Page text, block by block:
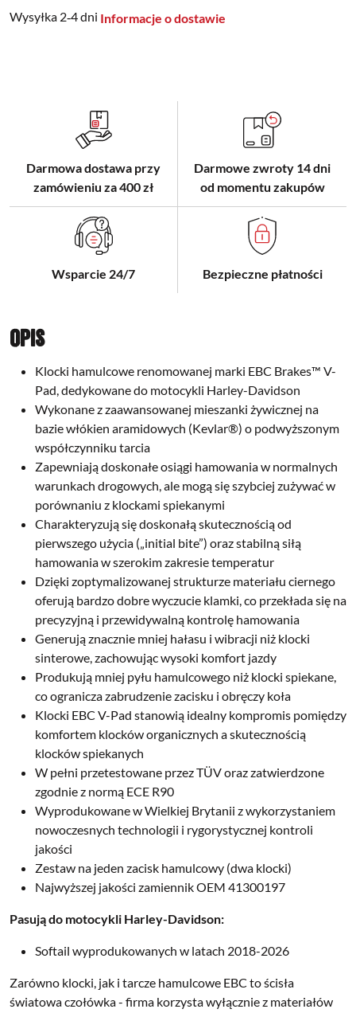
Wysyłka 2‑4 dni Informacje o dostawie
Darmowa dostawa przy
zamówieniu za 400 zł
Darmowe zwroty 14 dni
od momentu zakupów
Wsparcie 24/7 Bezpieczne płatności
Opis
Klocki hamulcowe renomowanej marki EBC Brakes™ V-
Pad, dedykowane do motocykli Harley-Davidson
Wykonane z zaawansowanej mieszanki żywicznej na
bazie włókien aramidowych (Kevlar®) o podwyższonym
współczynniku tarcia
Zapewniają doskonałe osiągi hamowania w normalnych
warunkach drogowych, ale mogą się szybciej zużywać w
porównaniu z klockami spiekanymi
Charakteryzują siędoskonałą skutecznością od
pierwszego użycia („initial bite”) oraz stabilną siłą
hamowania w szerokim zakresie temperatur
Dzięki zoptymalizowanej strukturze materiału ciernego
oferują bardzo dobre wyczucie klamki, co przekłada się na
precyzyjną i przewidywalną kontrolę hamowania
Generująznacznie mniej hałasu i wibracji niż klocki
sinterowe, zachowując wysoki komfort jazdy
Produkują mniej pyłu hamulcowego niż klocki spiekane,
co ogranicza zabrudzenie zacisku i obręczy koła
Klocki EBC V-Pad stanowią idealny kompromis pomiędzy
komfortem klocków organicznych a skutecznością
klocków spiekanych
W pełni przetestowane przezTÜVoraz zatwierdzone
zgodnie z normą ECE R90
Wyprodukowane wWielkiej Brytanii z wykorzystaniem
nowoczesnych technologii i rygorystycznej kontroli
jakości
Zestaw na jeden zacisk hamulcowy (dwa klocki)
Najwyższej jakości zamiennik OEM 41300197
Pasują do motocykli Harley-Davidson:
Softail wyprodukowanych w latach 2018-2026
Zarówno klocki, jak i tarcze hamulcowe EBC to ścisła
światowa czołówka - firma korzysta wyłącznie z materiałów